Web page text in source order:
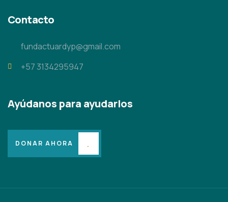
Contacto
fundactuardyp@gmail.com
+57 3134295947
Ayúdanos para ayudarlos
DONAR AHORA